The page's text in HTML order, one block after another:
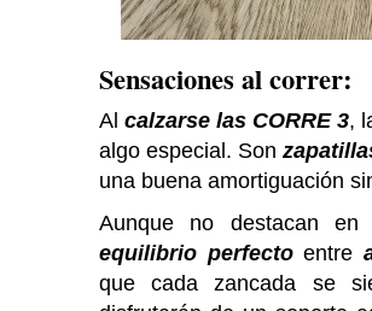
Sensaciones al correr:
Al calzarse las CORRE 3,
algo especial. Son
una buena amortiguación
Aunque no destacan
equilibrio perfectoentre
que cada zancada se